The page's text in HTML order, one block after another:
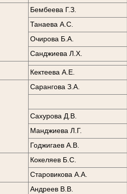
Бембеева Г.З.
Танаева А.С.
Очирова Б.А.
Санджиева Л.Х.
Кектеева А.Е.
Сарангова З.А.
Сахурова Д.В.
Манджиева Л.Г.
Годжигаев А.В.
Кокеляев Б.С.
Старовикова А.А.
Андреев В.В.